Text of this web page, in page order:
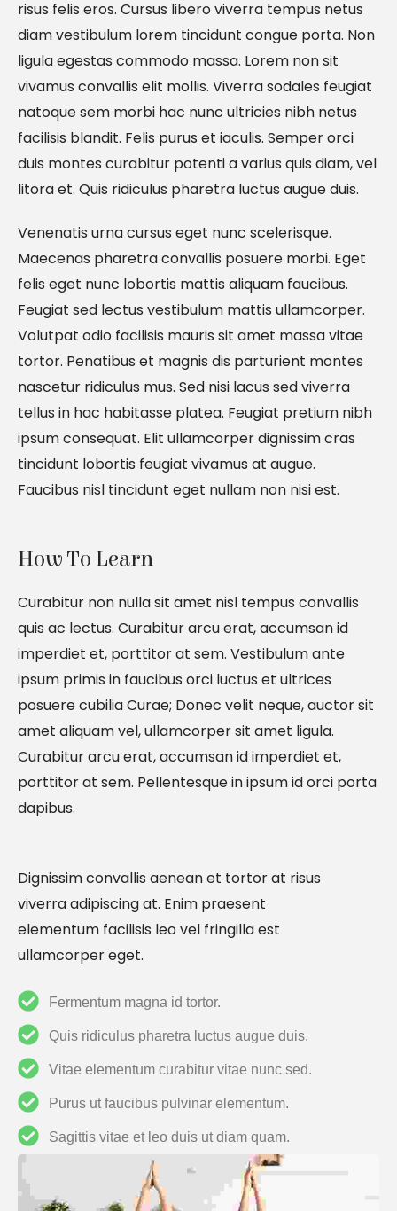
risus felis eros. Cursus libero viverra tempus netus
diam vestibulum lorem tincidunt congue porta. Non
ligula egestas commodo massa. Lorem non sit
vivamus convallis elit mollis. Viverra sodales feugiat
natoque sem morbi hac nunc ultricies nibh netus
facilisis blandit. Felis purus et iaculis. Semper orci
duis montes curabitur potenti a varius quis diam, vel
litora et. Quis ridiculus pharetra luctus augue duis.
Venenatis urna cursus eget nunc scelerisque.
Maecenas pharetra convallis posuere morbi. Eget
felis eget nunc lobortis mattis aliquam faucibus.
Feugiat sed lectus vestibulum mattis ullamcorper.
Volutpat odio facilisis mauris sit amet massa vitae
tortor. Penatibus et magnis dis parturient montes
nascetur ridiculus mus. Sed nisi lacus sed viverra
tellus in hac habitasse platea. Feugiat pretium nibh
ipsum consequat. Elit ullamcorper dignissim cras
tincidunt lobortis feugiat vivamus at augue.
Faucibus nisl tincidunt eget nullam non nisi est.
How To Learn
Curabitur non nulla sit amet nisl tempus convallis
quis ac lectus. Curabitur arcu erat, accumsan id
imperdiet et, porttitor at sem. Vestibulum ante
ipsum primis in faucibus orci luctus et ultrices
posuere cubilia Curae; Donec velit neque, auctor sit
amet aliquam vel, ullamcorper sit amet ligula.
Curabitur arcu erat, accumsan id imperdiet et,
porttitor at sem. Pellentesque in ipsum id orci porta
dapibus.
Dignissim convallis aenean et tortor at risus
viverra adipiscing at. Enim praesent
elementum facilisis leo vel fringilla est
ullamcorper eget.
Fermentum magna id tortor.
Quis ridiculus pharetra luctus augue duis.
Vitae elementum curabitur vitae nunc sed.
Purus ut faucibus pulvinar elementum.
Sagittis vitae et leo duis ut diam quam.